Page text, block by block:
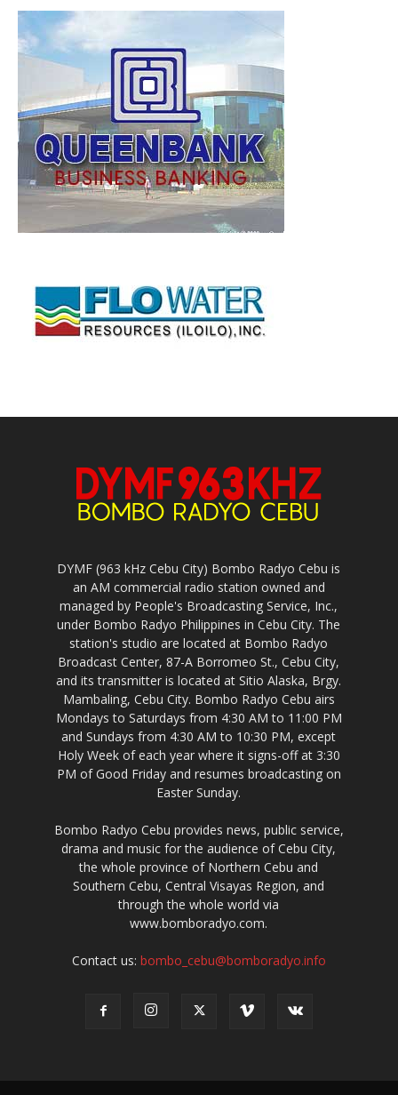
DYMF (963 kHz Cebu City) Bombo Radyo Cebu is
an AM commercial radio station owned and
managed by People's Broadcasting Service, Inc.,
under Bombo Radyo Philippines in Cebu City. The
station's studio are located at Bombo Radyo
Broadcast Center, 87-A Borromeo St., Cebu City,
and its transmitter is located at Sitio Alaska, Brgy.
Mambaling, Cebu City. Bombo Radyo Cebu airs
Mondays to Saturdays from 4:30 AM to 11:00 PM
and Sundays from 4:30 AM to 10:30 PM, except
Holy Week of each year where it signs-off at 3:30
PM of Good Friday and resumes broadcasting on
Easter Sunday.
Bombo Radyo Cebu provides news, public service,
drama and music for the audience of Cebu City,
the whole province of Northern Cebu and
Southern Cebu, Central Visayas Region, and
through the whole world via
www.bomboradyo.com.
Contact us: bombo_cebu@bomboradyo.info